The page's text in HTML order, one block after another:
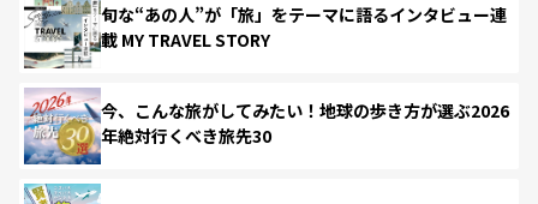
旬な“あの人”が「旅」をテーマに語るインタビュー連
載 MY TRAVEL STORY
今、こんな旅がしてみたい！地球の歩き方が選ぶ2026
年絶対行くべき旅先30